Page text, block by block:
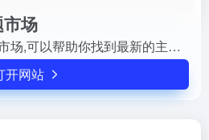
场
一个专门的主题市场,可以帮助你找到最新的主题,并且可以根据你的需求进行定制。
开网站